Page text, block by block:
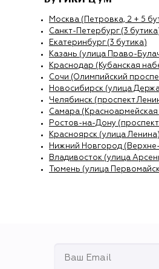
Москва (Петровка, 2 + 5
Санкт-Петербург (3
Екатеринбург (3 бутика)
Казань (улица Право-
Краснодар (Кубанская
Сочи (Олимпийский
Новосибирск (улица
Челябинск (проспект
Самара (Красноармейская
Ростов-на-Дону
Красноярск (улица Ленина)
Нижний Новгород
Владивосток (улица
Тюмень (улица